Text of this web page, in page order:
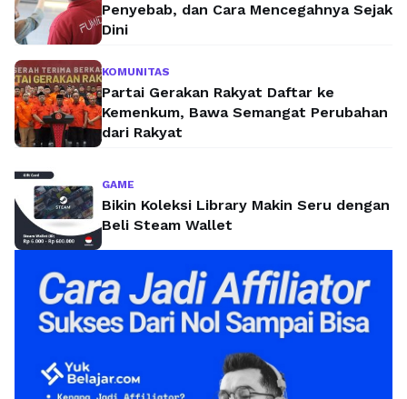
Penyebab, dan Cara Mencegahnya Sejak
Dini
KOMUNITAS
Partai Gerakan Rakyat Daftar ke
Kemenkum, Bawa Semangat Perubahan
dari Rakyat
GAME
Bikin Koleksi Library Makin Seru dengan
Beli Steam Wallet